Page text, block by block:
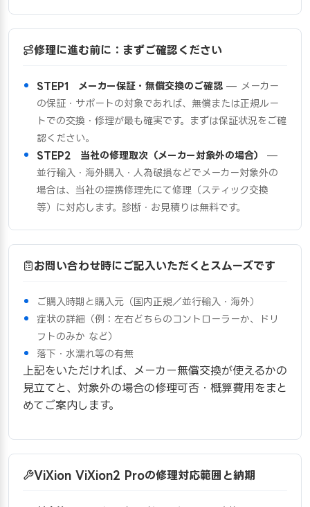
修理に進む前に：まずご確認ください
STEP1 メーカー保証・無償交換のご確認 — メーカー
の保証・サポートの対象であれば、無償または正規ルー
トでの交換・修理が最も確実です。まずは保証状況をご確
認ください。
STEP2 当社の修理取次（メーカー対象外の場合）
—
並行輸入・海外購入・人為破損などでメーカー対象外の
場合は、当社の提携修理先にて修理（スティック交換
等）に対応します。診断・お見積りは無料です。
お問い合わせ時にご記入いただくとスムーズです
ご購入時期と購入元（国内正規／並行輸入・海外）
症状の詳細（例：左右どちらのコントローラーか、ドリ
フトのみか など）
落下・水濡れ等の有無
上記をいただければ、メーカー無償交換が使えるかの
見立てと、対象外の場合の修理可否・概算費用をまと
めてご案内します。
ViXion ViXion2 Proの修理対応範囲と納期